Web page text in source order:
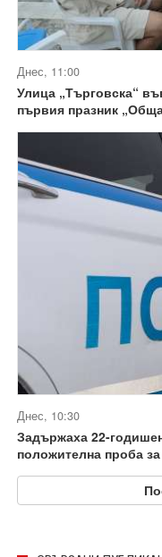
Днес, 11:00
Улица „Търговска“
първия празник
Днес, 10:30
Задържаха 22-
положителна проба